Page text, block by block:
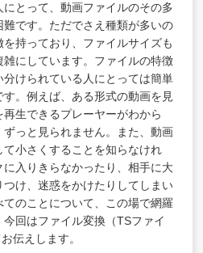
にとって、動画ファイルのその多
です。ただでさえ種類が多いの
持っており、ファイルサイズも
にしています。ファイルの特徴
けられている人にとっては簡単
。例えば、ある形式の動画を見
生できるプレーヤーがわから
っと見られません。また、動画
小さくすることを知らなけれ
入りきらなかったり、相手に大
け、迷惑をかけたりしてしまい
のことについて、この場で網羅
回はファイル変換（TSファイ
伝えします。